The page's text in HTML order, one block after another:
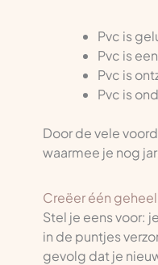
Pvc is
Pvc is
Pvc is
Pvc is
Door de vele
waarmee je nog
Creëer één geheel
Stel je eens voor:
in de puntjes
gevolg dat je